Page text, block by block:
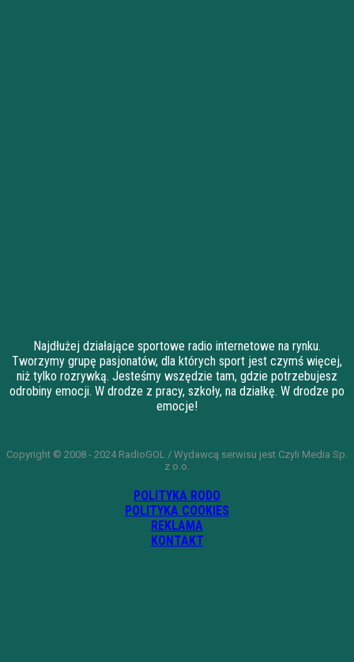
Najdłużej działające sportowe radio internetowe na rynku.
Tworzymy grupę pasjonatów, dla których sport jest czymś więcej,
niż tylko rozrywką. Jesteśmy wszędzie tam, gdzie potrzebujesz
odrobiny emocji. W drodze z pracy, szkoły, na działkę. W drodze po
emocje!
Copyright © 2008 - 2024 RadioGOL / Wydawcą serwisu jest Czyli Media Sp.
z o.o.
POLITYKA RODO
POLITYKA COOKIES
REKLAMA
KONTAKT